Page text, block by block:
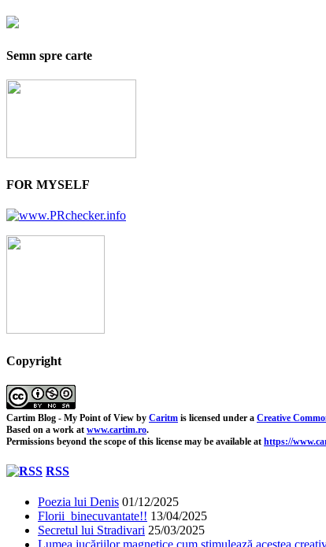
Semn spre carte
FOR MYSELF
Copyright
Cartim Blog - My Point of View by Caritm is licensed under a Creative
Based on a work at www.cartim.ro.
Permissions beyond the scope of this license may be available at https://
RSS
Poezia lui Denis 01/12/2025
Florii binecuvantate!! 13/04/2025
Secretul lui Stradivari 25/03/2025